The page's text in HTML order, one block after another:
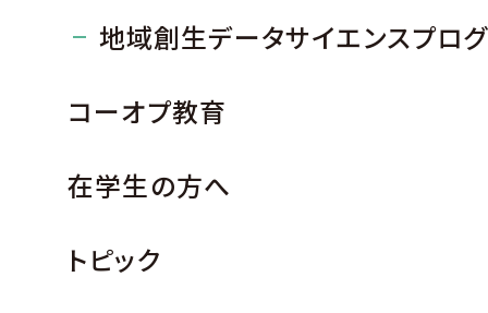
地域創生データサイエンスプロ
コーオプ教育
在学生の方へ
トピック